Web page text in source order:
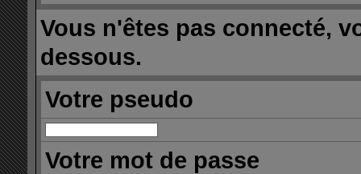
Vous n'êtes pas connecté,
dessous.
Votre pseudo
Votre mot de passe